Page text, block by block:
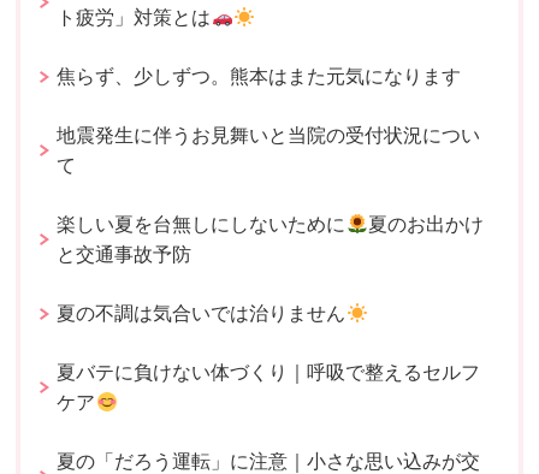
ト疲労」対策とは
焦らず、少しずつ。熊本はまた元気になります
地震発生に伴うお見舞いと当院の受付状況につい
て
楽しい夏を台無しにしないために
夏のお出かけ
と交通事故予防
夏の不調は気合いでは治りません
夏バテに負けない体づくり｜呼吸で整えるセルフ
ケア
夏の「だろう運転」に注意｜小さな思い込みが交